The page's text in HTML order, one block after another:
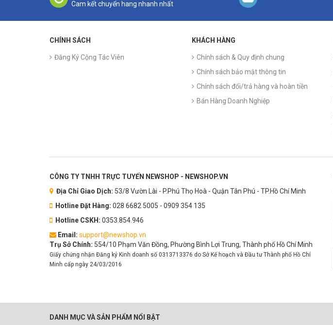
Cam kết chuyển hang nhanh nhất
CHÍNH SÁCH
Đăng Ký Cộng Tác Viên
KHÁCH HÀNG
Chính sách & Quy định chung
Chính sách bảo mật thông tin
Chính sách đổi/trả hàng và hoàn tiền
Bán Hàng Doanh Nghiệp
CÔNG TY TNHH TRỰC TUYẾN NEWSHOP - NEWSHOP.VN
Địa Chỉ Giao Dịch: 53/8 Vườn Lài - P.Phú Thọ Hoà - Quận Tân Phú - TP.Hồ Chí Minh
Hotline Đặt Hàng: 028 6682 5005 - 0909 354 135
Hotline CSKH: 0353.854.946
Email: support@newshop.vn
Trụ Sở Chính: 554/10 Phạm Văn Đồng, Phường Bình Lợi Trung, Thành phố Hồ Chí Minh
Giấy chứng nhận Đăng ký Kinh doanh số 0313713376 do Sở Kế hoạch và Đầu tư Thành phố Hồ Chí
Minh cấp ngày 24/03/2016
DANH MỤC VÀ SẢN PHẨM NỔI BẬT